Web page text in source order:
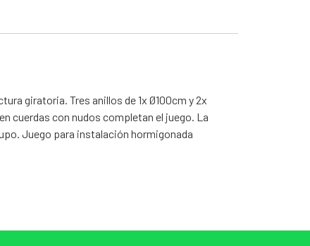
giratoria. Tres anillos de 1x Ø100cm y 2x
cuerdas con nudos completan el juego. La
Juego para instalación hormigonada